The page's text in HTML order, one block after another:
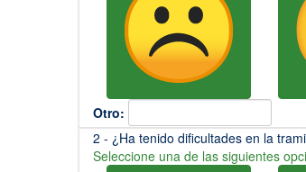
Otro:
(Esta pregunta es obligatoria)
2 - ¿Ha tenido dificultades en la
Seleccione una de las siguientes